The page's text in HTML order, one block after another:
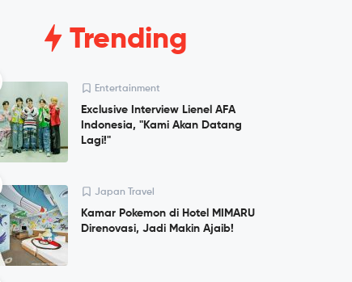
Trending
Entertainment
Exclusive Interview Lienel AFA
Indonesia, "Kami Akan Datang
Lagi!"
Japan Travel
Kamar Pokemon di Hotel MIMARU
Direnovasi, Jadi Makin Ajaib!